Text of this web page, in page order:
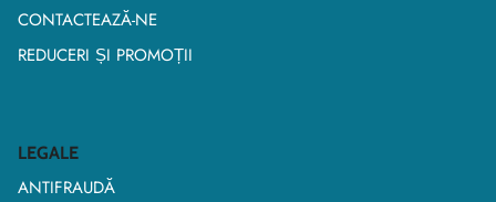
CONTACTEAZĂ-NE
REDUCERI ȘI PROMOȚII
LEGALE
ANTIFRAUDĂ